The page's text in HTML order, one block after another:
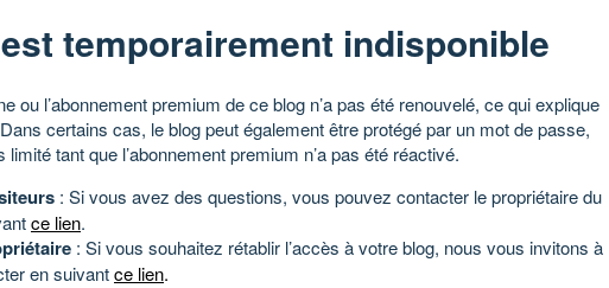
temporairement indisponible
ou l’abonnement premium de ce blog n’a pas été renouvelé, ce qui explique
certains cas, le blog peut également être protégé par un mot de passe,
tant que l’abonnement premium n’a pas été réactivé.
: Si vous avez des questions, vous pouvez contacter le propriétaire du
ce lien.
: Si vous souhaitez rétablir l’accès à votre blog, nous vous invitons à
en suivantce lien.